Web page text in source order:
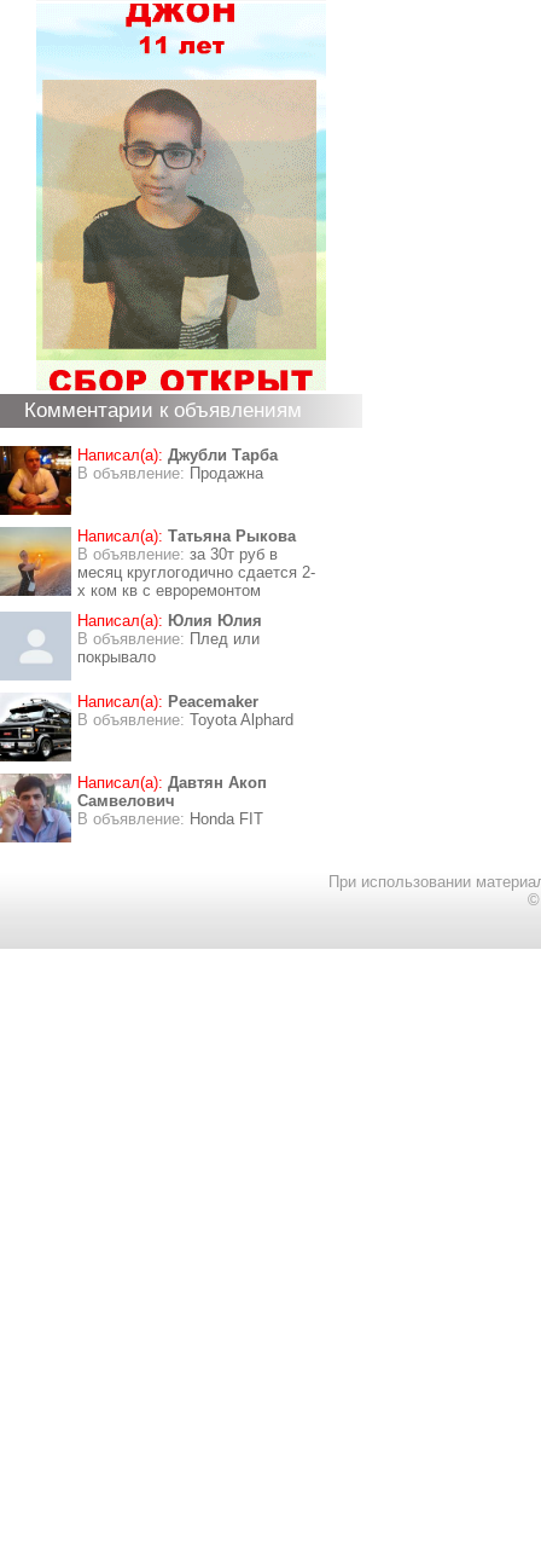
Комментарии к объявлениям
Написал(а): Джубли Тарба
В объявление: Продажна
Написал(а): Татьяна Рыкова
В объявление: за 30т руб в
месяц круглогодично сдается 2-
х ком кв с евроремонтом
Написал(а): Юлия Юлия
В объявление: Плед или
покрывало
Написал(а): Peacemaker
В объявление: Toyota Alphard
Написал(а): Давтян Акоп
Самвелович
В объявление: Honda FIT
При использовании